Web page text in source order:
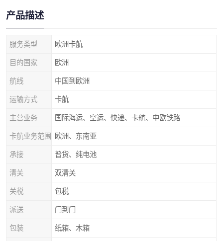
产品描述
服务类型 欧洲卡航
目的国家 欧洲
航线 中国到欧洲
运输方式 卡航
主营业务 国际海运、空运、快递、卡航、中欧铁路
卡航业务范围 欧洲、东南亚
承接 普货、纯电池
清关 双清关
关税 包税
派送 门到门
包装 纸箱、木箱